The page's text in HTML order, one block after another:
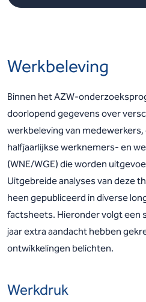
Werkbeleving
Binnen het AZW-
doorlopend gegevens over
werkbeleving van
halfjaarlijkse werknemers- en
(WNE/WGE) die worden
Uitgebreide analyses van deze
heen gepubliceerd in diverse
factsheets. Hieronder volgt een
jaar extra aandacht hebben
ontwikkelingen belichten.
Werkdruk